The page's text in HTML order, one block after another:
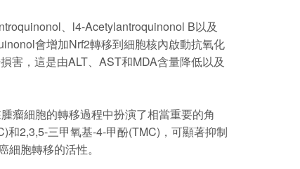
、l4-Acetylantroquinonol B以及
會增加Nrf2轉移到細胞核內啟動抗氧化
害，這是由ALT、AST和MDA含量降低以及
瘤細胞的轉移過程中扮演了相當重要的角
2,3,5-三甲氧基-4-甲酚(TMC)，可顯著抑制
胞轉移的活性。